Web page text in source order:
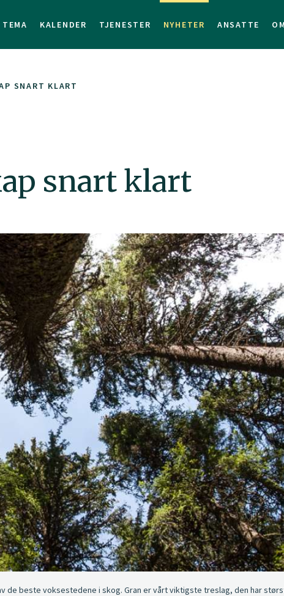
TEMA KALENDER TJENESTER NYHETER ANSATTE
SNART KLART
snart klart
de beste voksestedene i skog. Gran er vårt viktigste treslag, den har